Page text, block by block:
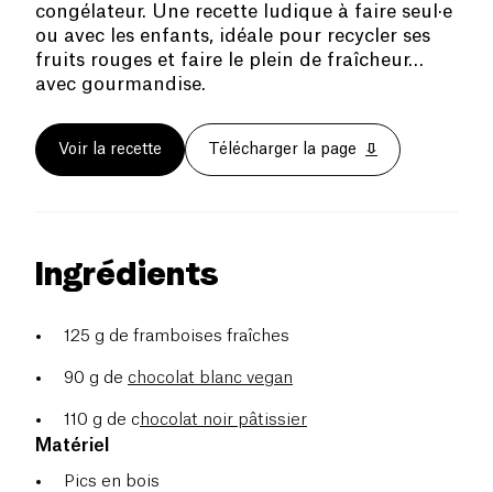
congélateur. Une recette ludique à faire seul·e
ou avec les enfants, idéale pour recycler ses
fruits rouges et faire le plein de fraîcheur…
avec gourmandise.
Voir la recette Télécharger la page
Ingrédients
125 g de framboises fraîches
90 g de chocolat blanc vegan
110 g de c hocolat noir pâtissier
Matériel
Pics en bois